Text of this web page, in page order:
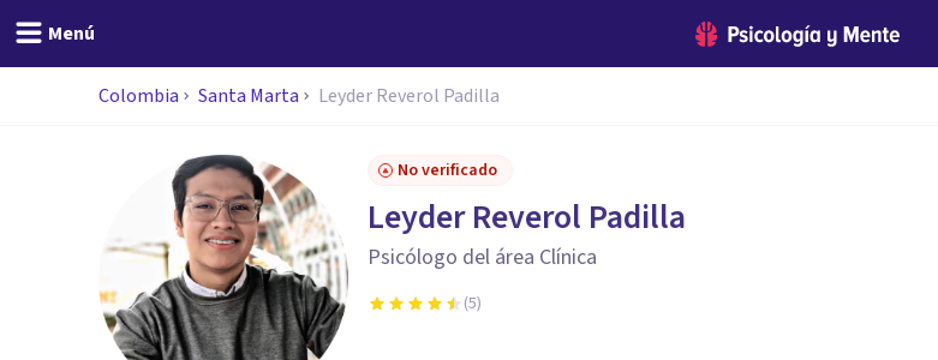
Menú
Colombia Santa Marta Leyder Reverol Padilla
No verificado
Leyder Reverol Padilla
Psicólogo del área Clínica
(5)